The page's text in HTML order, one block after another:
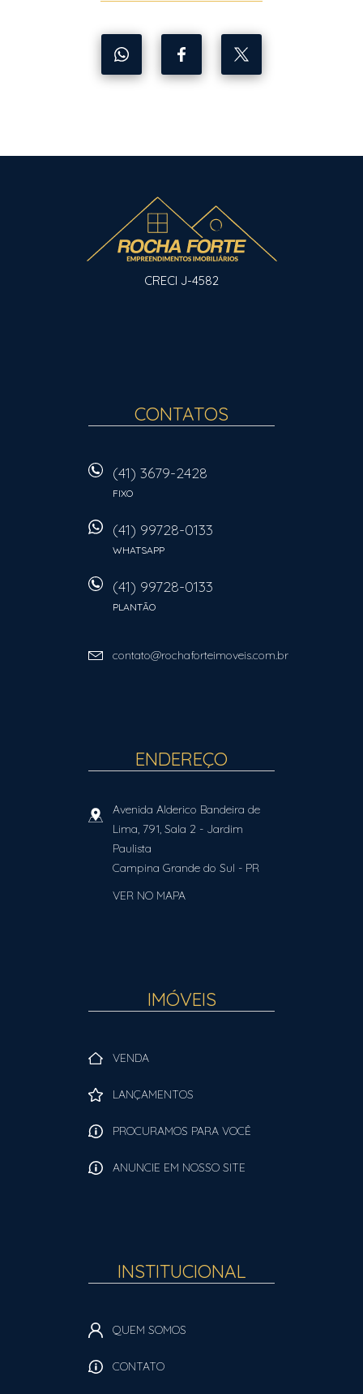
CRECI J-4582
CONTATOS
(41) 3679-2428
FIXO
(41) 99728-0133
WHATSAPP
(41) 99728-0133
PLANTÃO
contato@rochaforteimoveis.com.br
ENDEREÇO
Avenida Alderico Bandeira de
Lima, 791, Sala 2 - Jardim
Paulista
Campina Grande do Sul - PR
VER NO MAPA
IMÓVEIS
VENDA
LANÇAMENTOS
PROCURAMOS PARA VOCÊ
ANUNCIE EM NOSSO SITE
INSTITUCIONAL
QUEM SOMOS
CONTATO